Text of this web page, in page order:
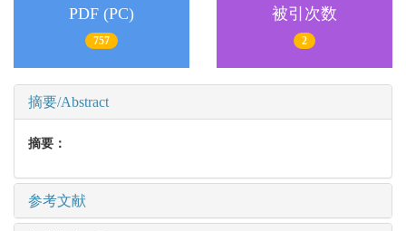
PDF (PC)
757
被引次数
2
摘要/Abstract
摘要：
参考文献